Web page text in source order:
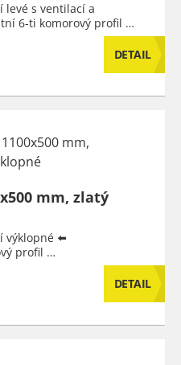
s ventilací a
6-ti komorový profil …
DETAIL
mm, zlatý
výklopné ⬅️
profil …
DETAIL